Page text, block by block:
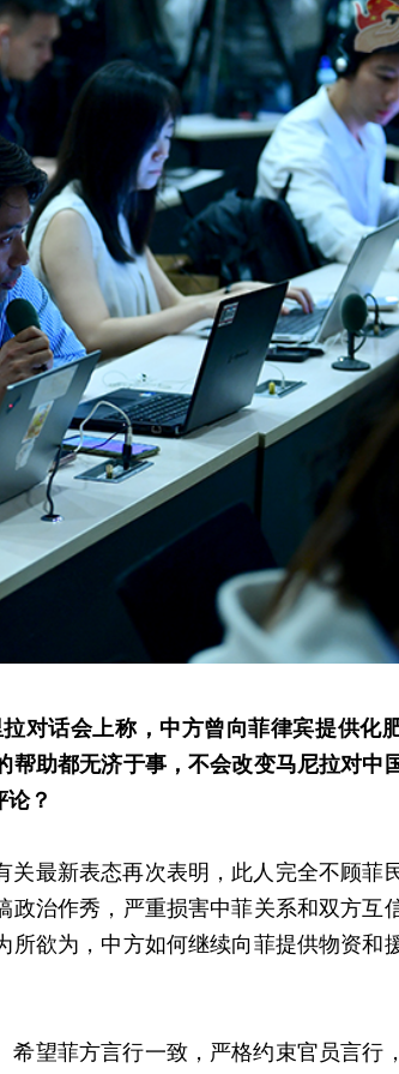
对话会上称，中方曾向菲律宾提供化
助都无济于事，不会改变马尼拉对中
？
最新表态再次表明，此人完全不顾菲
治作秀，严重损害中菲关系和双方互
欲为，中方如何继续向菲提供物资和
望菲方言行一致，严格约束官员言行